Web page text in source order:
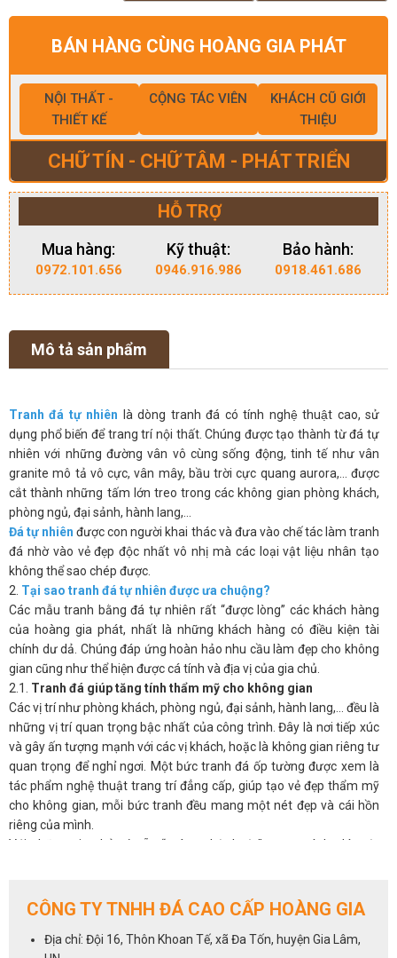
BÁN HÀNG CÙNG HOÀNG GIA PHÁT
NỘI THẤT -
THIẾT KẾ
CỘNG TÁC VIÊN
KHÁCH CŨ GIỚI
THIỆU
CHỮ TÍN - CHỮ TÂM - PHÁT TRIỂN
HỖ TRỢ
Mua hàng:
0972.101.656
Kỹ thuật:
0946.916.986
Bảo hành:
0918.461.686
Mô tả sản phẩm
Tranh đá tự nhiên là dòng tranh đá có tính nghệ thuật cao, sử
dụng phổ biến để trang trí nội thất. Chúng được tạo thành từ đá tự
nhiên với những đường vân vô cùng sống động, tinh tế như vân
granite mô tả vô cực, vân mây, bầu trời cực quang aurora,… được
cắt thành những tấm lớn treo trong các không gian phòng khách,
phòng ngủ, đại sảnh, hành lang,…
Đá tự nhiên được con người khai thác và đưa vào chế tác làm tranh
đá nhờ vào vẻ đẹp độc nhất vô nhị mà các loại vật liệu nhân tạo
không thể sao chép được.
2. Tại sao tranh đá tự nhiên được ưa chuộng?
Các mẫu tranh bằng đá tự nhiên rất “được lòng” các khách hàng
của hoàng gia phát, nhất là những khách hàng có điều kiện tài
chính dư dả. Chúng đáp ứng hoàn hảo nhu cầu làm đẹp cho không
gian cũng như thể hiện được cá tính và địa vị của gia chủ.
2.1. Tranh đá giúp tăng tính thẩm mỹ cho không gian
Các vị trí như phòng khách, phòng ngủ, đại sảnh, hành lang,… đều là
những vị trí quan trọng bậc nhất của công trình. Đây là nơi tiếp xúc
và gây ấn tượng mạnh với các vị khách, hoặc là không gian riêng tư
quan trọng để nghỉ ngơi. Một bức tranh đá ốp tường được xem là
tác phẩm nghệ thuật trang trí đẳng cấp, giúp tạo vẻ đẹp thẩm mỹ
cho không gian, mỗi bức tranh đều mang một nét đẹp và cái hồn
riêng của mình.
Với những gia chủ có sẵn “máu nghệ thuật” trong mình, thì một
2.2.Tranh đá giúp điều hòa phong thủy cho phòng khách
nghĩa phong thủy, có thể tác động đến âm dương ngũ hành và làm
CÔNG TY TNHH ĐÁ CAO CẤP HOÀNG GIA
Địa chỉ: Đội 16, Thôn Khoan Tế, xã Đa Tốn, huyện Gia Lâm,